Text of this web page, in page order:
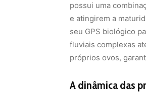
possui uma
e atingirem a
seu GPS biológico
fluviais complexas
próprios ovos,
A dinâmica das